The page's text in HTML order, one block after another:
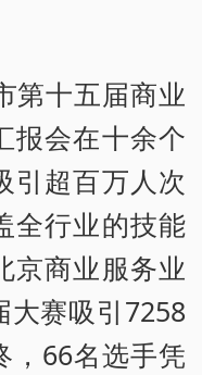
第十五届商业
报会在十余个
引超百万人次
全行业的技能
京商业服务业
大赛吸引7258
，66名选手凭